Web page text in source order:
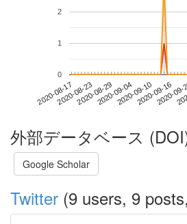
2020-08-172020-08-232020-08-292020-09-042020-09-102020-09-16
2020-
0
1
2
外部データベース
Google Scholar
Twitter (9 users, 9